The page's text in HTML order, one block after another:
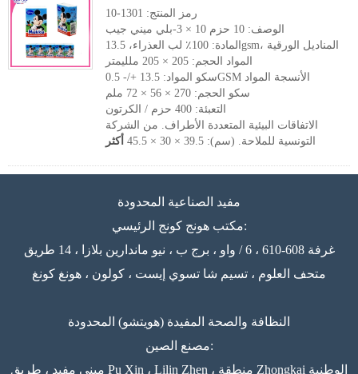
رمز المنتج: 1301-10
الوصف: 10 حزم 10 × 3-بلي ميني جيب
المادة: 100٪ لب العذراء، 13.5gsm، المناديل الورقية
المواد الحجم: 205 × 205 ملليمتر
سكو المواد: 13.5 +/- 0.5GSM الأنسجة المواد
سكو الحجم: 270 × 56 × 72 ملم
التعبئة: 400 حزم / الكرتون
الاتفاقات البيئية المتعددة الأطراف. من الشركة
التونسية للملاحة. (سم): 39.5 × 30 × 45.5
أكثر
مفيد الصناعية المحدودة
مكتب هونج كونج الرئيسي:
غرفة 608-610 ، 6 / واو ، برج ب ، نيو ماندارين بلازا ، 14 طريق
متحف العلوم ، تسيم شا تسوي إيست ، كولون ، هونغ كونغ
النظافة والصحة المفيدة (هويتشو) المحدودة
مصنع الصين:
مبنى مفيد ، طريق Pu Xin ، Lilin Zhen ، منطقة Zhongkai الوطنية